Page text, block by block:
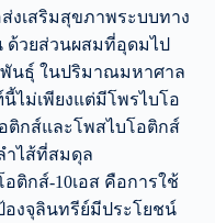
งเสริมสุขภาพระบบทาง
ด้วยส่วนผสมที่อุดมไป
พันธุ์ ในปริมาณมหาศาล
ไม่เพียงแต่มีโพรไบโอ
ติกส์และโพสไบโอติกส์
ำไส้ที่สมดุล
ติกส์-10เอส คือการใช้
องจุลินทรีย์มีประโยชน์